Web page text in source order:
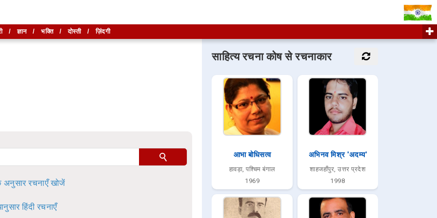
अनुसार रचनाएँ खोजें
हिंदी रचनाएँ
साहित्य रचना कोष से रचनाकार
आभा बोधिसत्व
हावड़ा, पश्चिम बंगाल
1969
अभिनव मिश्र 'अदम्य'
शाहजहाँपुर, उत्तर प्रदेश
1998
खोजें
/ज्ञान/ भक्ति/दोस्ती/ज़िंदगी
है।